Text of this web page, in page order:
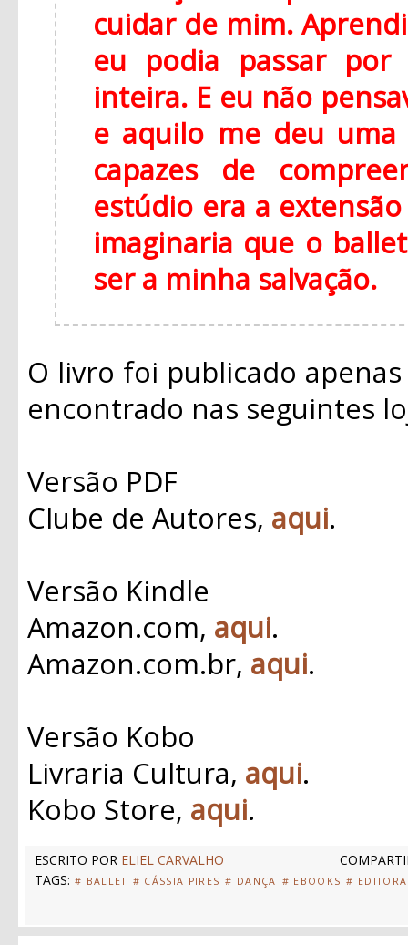
cuidar de mim.
eu podia passar
inteira. E eu não
e aquilo me deu
capazes de
estúdio era a
imaginaria que o
ser a minha salvação.
O livro foi publicado
encontrado nas seguintes
Versão PDF
Clube de Autores, aqui.
Versão Kindle
Amazon.com, aqui.
Amazon.com.br, aqui.
Versão Kobo
Livraria Cultura, aqui.
Kobo Store, aqui.
ESCRITO POR ELIEL CARVALHO
TAGS: # BALLET # CÁSSIA PIRES # DANÇA # EBOOKS #